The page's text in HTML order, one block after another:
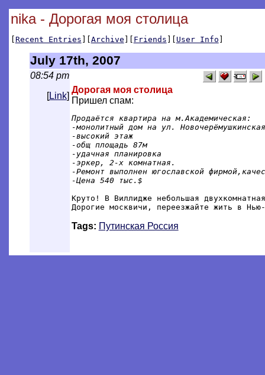
nika - Дорогая моя столица
[Recent Entries ][Archive ][ Friends ][ User Info ]
July 17th, 2007
08:54 pm
[Link]
Дорогая моя столица
Пришел спам:
Продаётся квартира на м.Академическая:
-монолитный дом на ул.
-высокий этаж
-общ площадь 87м
-удачная планировка
-эркер, 2-х комнатная.
-Ремонт выполнен югославской
-Цена 540 тыс.$
Круто! В Виллидже небольшая
Дорогие москвичи, переезжайте жить в
Tags: Путинская Россия